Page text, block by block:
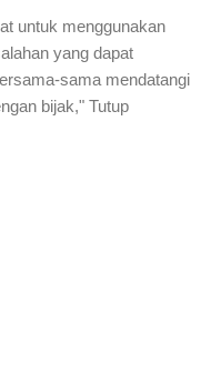
untuk menggunakan
yang dapat
sama mendatangi
bijak," Tutup